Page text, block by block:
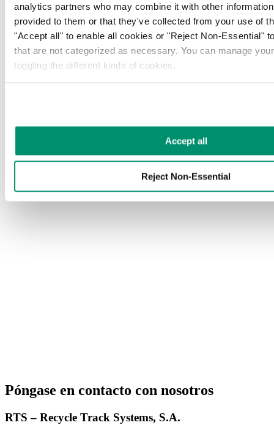
analytics partners who may combine it with other
provided to them or that they've collected from your use of
"Accept all" to enable all cookies or "Reject Non-Essential"
that are not categorized as necessary. You can manage
toggling the different kinds of cookies.
Accept all
Reject Non-Essential
La ampliación de la Ley de Residuos Orgánicos Comerciales de
Nueva York tiene como objetivo evitar que 100 000 toneladas de
residuos alimentarios acaben en los vertederos, ampliando su ámbito
de aplicación a más empresas.
Residuos comerciales | Reciclaje | Tipos de residuos
Póngase en contacto con nosotros
RTS – Recycle Track Systems, S.A.